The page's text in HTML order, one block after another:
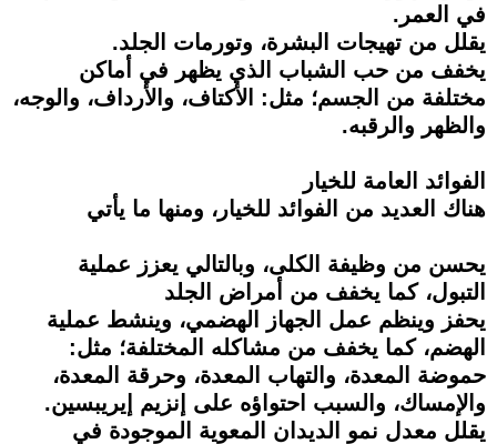
في العمر.
يقلل من تهيجات البشرة، وتورمات الجلد.
يخفف من حب الشباب الذي يظهر في أماكن
مختلفة من الجسم؛ مثل: الأكتاف، والأرداف، والوجه،
والظهر والرقبه.
الفوائد العامة للخيار
هناك العديد من الفوائد للخيار، ومنها ما يأتي
يحسن من وظيفة الكلى، وبالتالي يعزز عملية
التبول، كما يخفف من أمراض الجلد
يحفز وينظم عمل الجهاز الهضمي، وينشط عملية
الهضم، كما يخفف من مشاكله المختلفة؛ مثل:
حموضة المعدة، والتهاب المعدة، وحرقة المعدة،
والإمساك، والسبب احتواؤه على إنزيم إيريبسين.
يقلل معدل نمو الديدان المعوية الموجودة في